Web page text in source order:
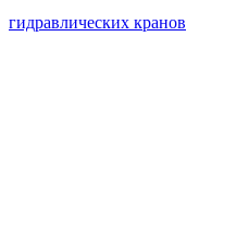
гидравлических кранов